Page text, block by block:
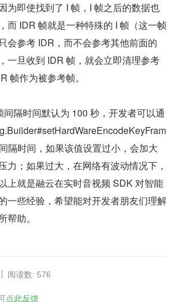
为即使找到了 I 帧，I 帧之后的数据也
而 IDR 帧就是一种特殊的 I 帧（这一帧
会参考 IDR，而不会参考其他前面的
一旦收到 IDR 帧，就会立即清理参考
帧作为被参考帧。
隔时间默认为 100 秒，开发者可以通
隔时间，如果该值设置过小，会加大
力；如果过大，在网络有波动情况下，
上就是融云在实时音视频 SDK 对智能
一些经验，希望能对开发者朋友们理解
帮助。
阅读数: 576
点此反馈